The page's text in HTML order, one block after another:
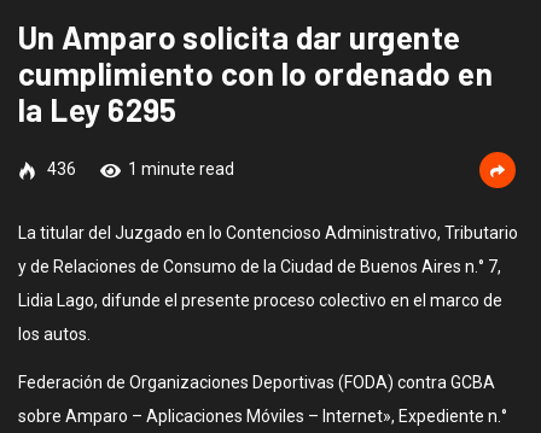
Un Amparo solicita dar urgente
cumplimiento con lo ordenado en
la Ley 6295
436 1 minute read
La titular del Juzgado en lo Contencioso Administrativo, Tributario
y de Relaciones de Consumo de la Ciudad de Buenos Aires n.° 7,
Lidia Lago, difunde el presente proceso colectivo en el marco de
los autos.
Federación de Organizaciones Deportivas (FODA) contra GCBA
sobre Amparo – Aplicaciones Móviles – Internet», Expediente n.°